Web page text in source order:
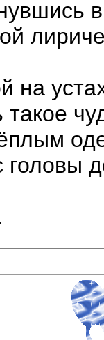
на
такое